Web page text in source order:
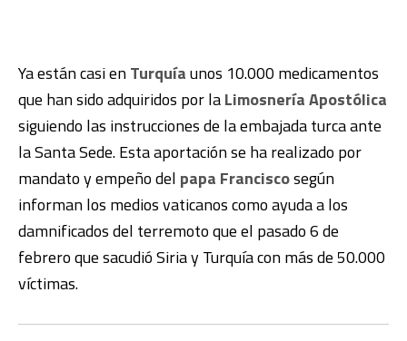
Ya están casi enTurquíaunos 10.000 medicamentos
que han sido adquiridos por laLimosnería Apostólica
siguiendo las instrucciones de la embajada turca ante
la Santa Sede. Esta aportación se ha realizado por
mandato y empeño del papa Franciscosegún
informan los medios vaticanos como ayuda a los
damnificados del terremoto que el pasado 6 de
febrero que sacudió Siria y Turquía con más de 50.000
víctimas.